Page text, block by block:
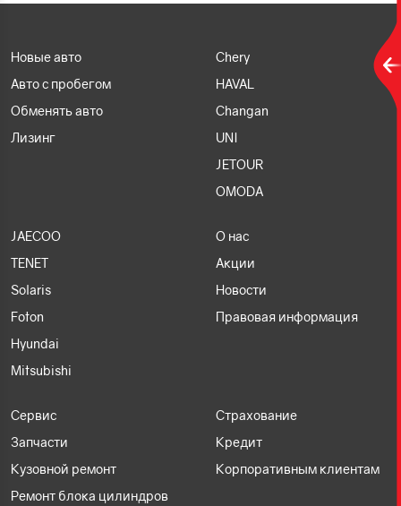
Новые авто
Авто с пробегом
Обменять авто
Лизинг
Chery
HAVAL
Changan
UNI
JETOUR
OMODA
JAECOO
TENET
Solaris
Foton
Hyundai
Mitsubishi
О нас
Акции
Новости
Правовая информация
Сервис
Запчасти
Кузовной ремонт
Ремонт блока цилиндров
Страхование
Кредит
Корпоративным клиентам